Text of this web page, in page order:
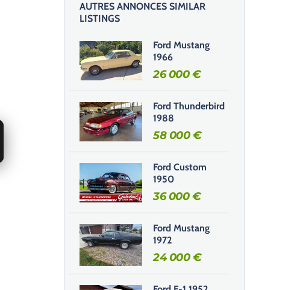
AUTRES ANNONCES SIMILAR
LISTINGS
Ford Mustang
1966
26 000€
Ford Thunderbird
1988
58 000€
Ford Custom
1950
36 000€
Ford Mustang
1972
24 000€